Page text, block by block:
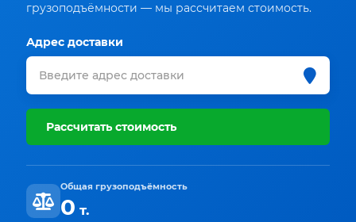
грузоподъёмности — мы рассчитаем стоимость.
Адрес доставки
Рассчитать стоимость
Общая грузоподъёмность
0 т.